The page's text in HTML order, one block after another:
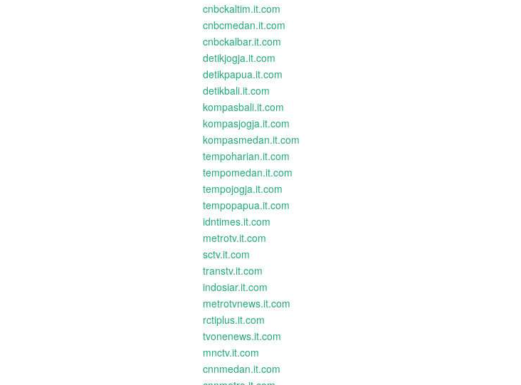
cnbckaltim.it.com
cnbcmedan.it.com
cnbckalbar.it.com
detikjogja.it.com
detikpapua.it.com
detikbali.it.com
kompasbali.it.com
kompasjogja.it.com
kompasmedan.it.com
tempoharian.it.com
tempomedan.it.com
tempojogja.it.com
tempopapua.it.com
idntimes.it.com
metrotv.it.com
sctv.it.com
transtv.it.com
indosiar.it.com
metrotvnews.it.com
rctiplus.it.com
tvonenews.it.com
mnctv.it.com
cnnmedan.it.com